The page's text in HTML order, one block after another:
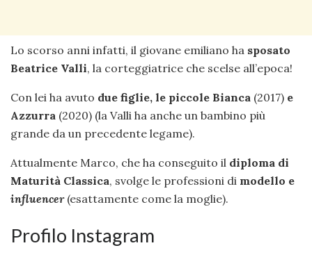
Lo scorso anni infatti, il giovane emiliano ha sposato
Beatrice Valli, la corteggiatrice che scelse all’epoca!
Con lei ha avuto due figlie, le piccole Bianca (2017) e
Azzurra (2020) (la Valli ha anche un bambino più
grande da un precedente legame).
Attualmente Marco, che ha conseguito il diploma di
Maturità Classica, svolge le professioni di modello e
influencer(esattamente come la moglie).
Profilo Instagram